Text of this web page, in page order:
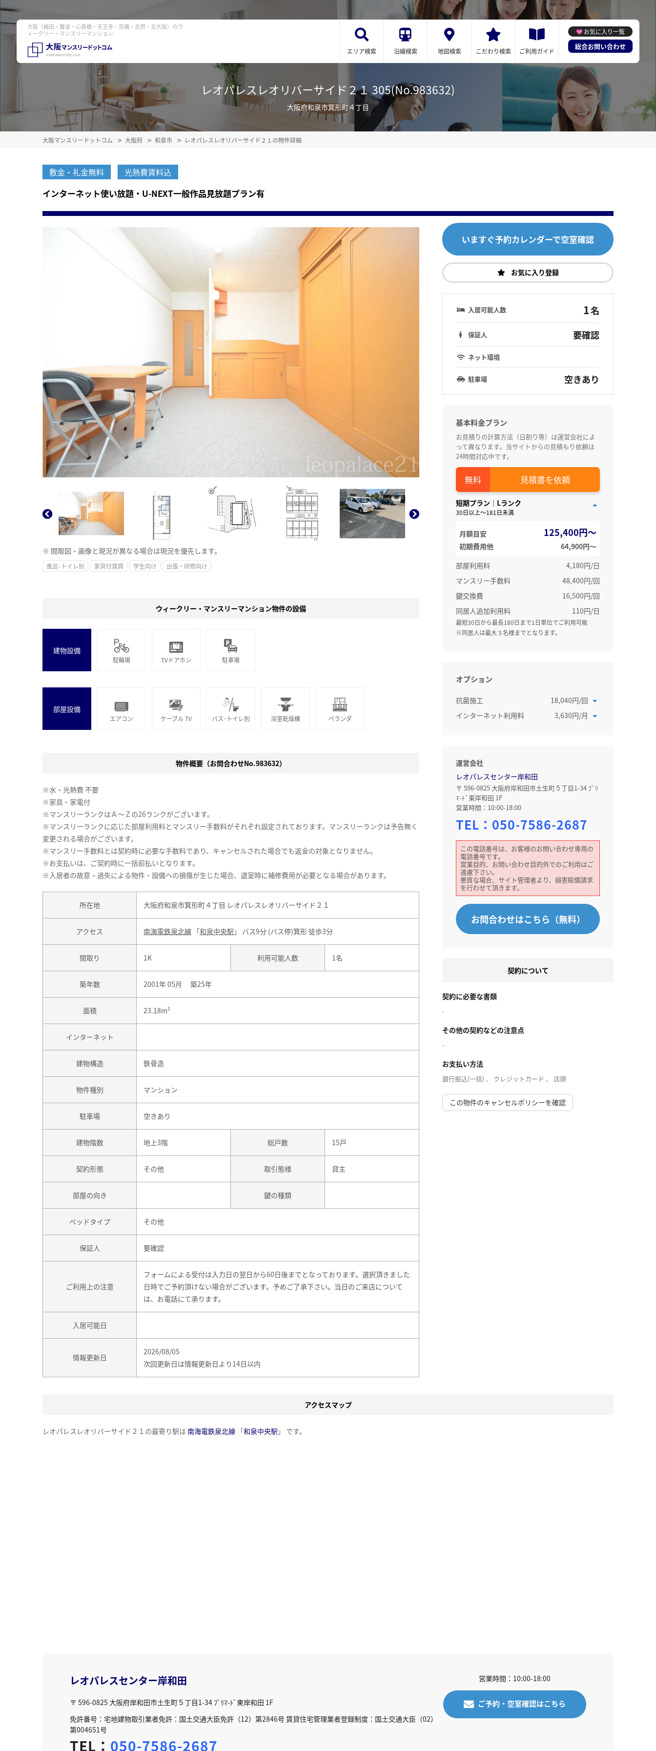
大阪（梅田・難波・心斎橋・天王寺・京橋・北摂・北大阪）のウ
ィークリー・マンスリーマンション
エリア検索 沿線検索 地図検索 こだわり検索 ご利用ガイド
お気に入り一覧
総合お問い合わせ
レオパレスレオリバーサイド２１ 305(No.983632)
大阪府和泉市箕形町４丁目
大阪マンスリードットコム 大阪府 和泉市 レオパレスレオリバーサイド２１の物件詳細
敷金・礼金無料 光熱費賃料込
インターネット使い放題・U-NEXT一般作品見放題プラン有
※ 間取図・画像と現況が異なる場合は現況を優先します。
風呂･トイレ別 家具付賃貸 学生向け 出張・研修向け
いますぐ予約カレンダーで空室確認
お気に入り登録
入居可能人数 1名
保証人 要確認
ネット環境
駐車場 空きあり
基本料金プラン
お見積りの計算方法（日割り等）は運営会社によ
って異なります。当サイトからの見積もり依頼は
24時間対応中です。
見積書を依頼
短期プラン｜Lランク
30日以上～181日未満
月額目安 125,400円～
初期費用他
64,900円〜
部屋利用料
4,180円/日
マンスリー手数料
48,400円/回
鍵交換費
16,500円/回
同居人追加利用料
110円/日
最短30日から最長180日まで1日単位でご利用可能
※同居人は最大３名様までとなります。
オプション
抗菌施工
18,040円/回
インターネット利用料
3,630円/月
運営会社
レオパレスセンター岸和田
〒 596-0825 大阪府岸和田市土生町５丁目1-34 ﾌﾟﾘ
ﾏ-ﾄﾞ東岸和田 1F
営業時間：10:00-18:00
TEL： 050-7586-2687
この電話番号は、お客様のお問い合わせ専用の
電話番号です。
営業目的、お問い合わせ目的外でのご利用はご
遠慮下さい。
悪質な場合、サイト管理者より、損害賠償請求
を行わせて頂きます。
お問合わせはこちら（無料）
契約について
契約に必要な書類
-
その他の契約などの注意点
-
お支払い方法
銀行振込(一括) 、 クレジットカード 、 店頭
この物件のキャンセルポリシーを確認
ウィークリー・マンスリーマンション物件の設備
建物設備
駐輪場 TVドアホン 駐車場
部屋設備
エアコン ケーブル TV バス･トイレ別 浴室乾燥機 ベランダ
物件概要（お問合わせNo.983632）
※水・光熱費 不要
※家具・家電付
※マンスリーランクはＡ～Ｚの26ランクがございます。
※マンスリーランクに応じた部屋利用料とマンスリー手数料がそれぞれ設定されております。マンスリーランクは予告無く
変更される場合がございます。
※マンスリー手数料とは契約時に必要な手数料であり、キャンセルされた場合でも返金の対象となりません。
※お支払いは、ご契約時に一括前払いとなります。
※入居者の故意・過失による物件・設備への損傷が生じた場合、退室時に補修費用が必要となる場合があります。
所在地 大阪府和泉市箕形町４丁目 レオパレスレオリバーサイド２１
アクセス 南海電鉄泉北線 「和泉中央駅 」 バス9分 (バス停)箕形 徒歩3分
間取り 1K 利用可能人数 1名
築年数 2001年 05月 築25年
面積 23.18m²
インターネット
建物構造 鉄骨造
物件種別 マンション
駐車場 空きあり
建物階数 地上3階 総戸数 15戸
契約形態 その他 取引態様 貸主
部屋の向き 鍵の種類
ベッドタイプ その他
保証人 要確認
ご利用上の注意
フォームによる受付は入力日の翌日から60日後までとなっております。選択頂きました
日時でご予約頂けない場合がございます。予めご了承下さい。当日のご来店について
は、お電話にて承ります。
入居可能日
情報更新日
2026/08/05
次回更新日は情報更新日より14日以内
アクセスマップ
レオパレスレオリバーサイド２１の最寄り駅は 南海電鉄泉北線 「和泉中央駅 」 です。
レオパレスセンター岸和田
〒 596-0825 大阪府岸和田市土生町５丁目1-34 ﾌﾟﾘﾏ-ﾄﾞ東岸和田 1F
免許番号：宅地建物取引業者免許：国土交通大臣免許（12）第2846号 賃貸住宅管理業者登録制度：国土交通大臣（02）
第004651号
TEL： 050-7586-2687
営業時間：10:00-18:00
ご予約・空室確認はこちら